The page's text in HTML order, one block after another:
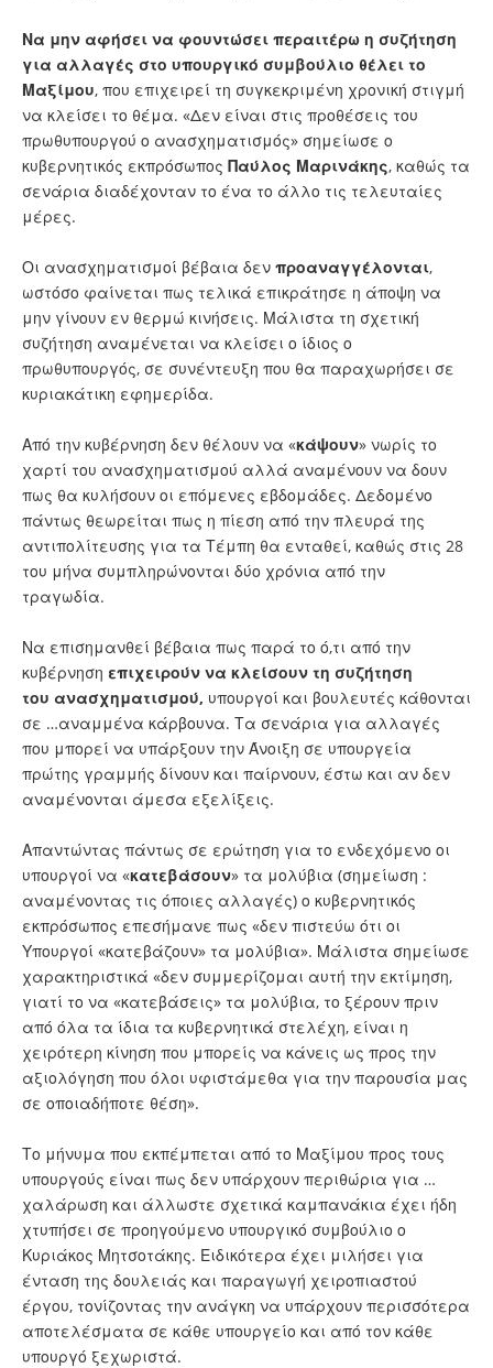
Να μην αφήσει να φουντώσει περαιτέρω η συζήτηση
για αλλαγές στο υπουργικό συμβούλιο θέλει το
Μαξίμου, που επιχειρεί τη συγκεκριμένη χρονική στιγμή
να κλείσει το θέμα. «Δεν είναι στις προθέσεις του
πρωθυπουργού ο ανασχηματισμός» σημείωσε ο
κυβερνητικός εκπρόσωπος Παύλος Μαρινάκης, καθώς τα
σενάρια διαδέχονταν το ένα το άλλο τις τελευταίες
μέρες.
Οι ανασχηματισμοί βέβαια δεν προαναγγέλονται,
ωστόσο φαίνεται πως τελικά επικράτησε η άποψη να
μην γίνουν εν θερμώ κινήσεις. Μάλιστα τη σχετική
συζήτηση αναμένεται να κλείσει ο ίδιος ο
πρωθυπουργός, σε συνέντευξη που θα παραχωρήσει σε
κυριακάτικη εφημερίδα.
Από την κυβέρνηση δεν θέλουν να «κάψουν» νωρίς το
χαρτί του ανασχηματισμού αλλά αναμένουν να δουν
πως θα κυλήσουν οι επόμενες εβδομάδες. Δεδομένο
πάντως θεωρείται πως η πίεση από την πλευρά της
αντιπολίτευσης για τα Τέμπη θα ενταθεί, καθώς στις 28
του μήνα συμπληρώνονται δύο χρόνια από την
τραγωδία.
Να επισημανθεί βέβαια πως παρά το ό,τι από την
κυβέρνηση επιχειρούν να κλείσουν τη συζήτηση
του ανασχηματισμού, υπουργοί και βουλευτές κάθονται
σε …αναμμένα κάρβουνα. Τα σενάρια για αλλαγές
που μπορεί να υπάρξουν την Άνοιξη σε υπουργεία
πρώτης γραμμής δίνουν και παίρνουν, έστω και αν δεν
αναμένονται άμεσα εξελίξεις.
Απαντώντας πάντως σε ερώτηση για το ενδεχόμενο οι
υπουργοί να «κατεβάσουν» τα μολύβια (σημείωση :
αναμένοντας τις όποιες αλλαγές) ο κυβερνητικός
εκπρόσωπος επεσήμανε πως «δεν πιστεύω ότι οι
Υπουργοί «κατεβάζουν» τα μολύβια». Μάλιστα σημείωσε
χαρακτηριστικά «δεν συμμερίζομαι αυτή την εκτίμηση,
γιατί το να «κατεβάσεις» τα μολύβια, το ξέρουν πριν
από όλα τα ίδια τα κυβερνητικά στελέχη, είναι η
χειρότερη κίνηση που μπορείς να κάνεις ως προς την
αξιολόγηση που όλοι υφιστάμεθα για την παρουσία μας
σε οποιαδήποτε θέση».
Το μήνυμα που εκπέμπεται από το Μαξίμου προς τους
υπουργούς είναι πως δεν υπάρχουν περιθώρια για …
χαλάρωση και άλλωστε σχετικά καμπανάκια έχει ήδη
χτυπήσει σε προηγούμενο υπουργικό συμβούλιο ο
Κυριάκος Μητσοτάκης. Ειδικότερα έχει μιλήσει για
ένταση της δουλειάς και παραγωγή χειροπιαστού
έργου, τονίζοντας την ανάγκη να υπάρχουν περισσότερα
αποτελέσματα σε κάθε υπουργείο και από τον κάθε
υπουργό ξεχωριστά.